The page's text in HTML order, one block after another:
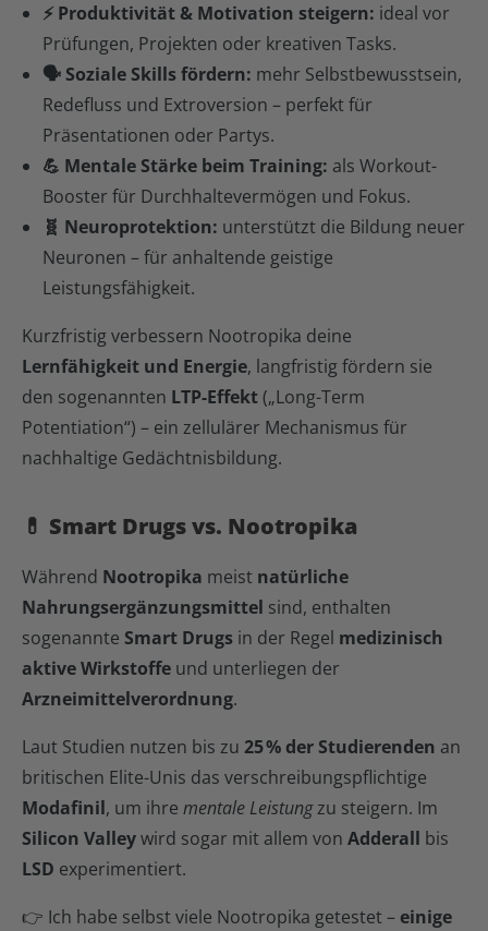
⚡️ Produktivität & Motivation steigern: ideal vor
Prüfungen, Projekten oder kreativen Tasks.
🗣 Soziale Skills fördern: mehr Selbstbewusstsein,
Redefluss und Extroversion – perfekt für
Präsentationen oder Partys.
💪 Mentale Stärke beim Training: als Workout-
Booster für Durchhaltevermögen und Fokus.
🧬 Neuroprotektion: unterstützt die Bildung neuer
Neuronen – für anhaltende geistige
Leistungsfähigkeit.
Kurzfristig verbessern Nootropika deine
Lernfähigkeit und Energie, langfristig fördern sie
den sogenannten LTP-Effekt(„Long-Term
Potentiation“) – ein zellulärer Mechanismus für
nachhaltige Gedächtnisbildung.
💊 Smart Drugs vs. Nootropika
Während Nootropika meist natürliche
Nahrungsergänzungsmittel sind, enthalten
sogenannte Smart Drugs in der Regel medizinisch
aktive Wirkstoffe und unterliegen der
Arzneimittelverordnung.
Laut Studien nutzen bis zu 25 % der Studierenden an
britischen Elite-Unis das verschreibungspflichtige
Modafinil, um ihre mentale Leistungzu steigern. Im
Silicon Valleywird sogar mit allem von Adderall bis
LSD experimentiert.
👉 Ich habe selbst viele Nootropika getestet – einige